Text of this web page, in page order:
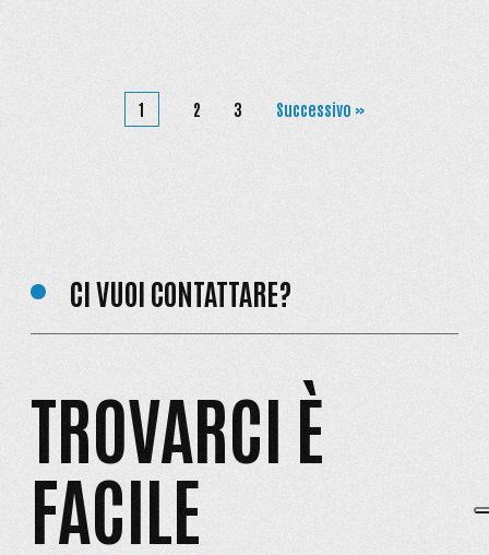
1 2 3 Successivo »
CI VUOI CONTATTARE?
TROVARCI È
FACILE